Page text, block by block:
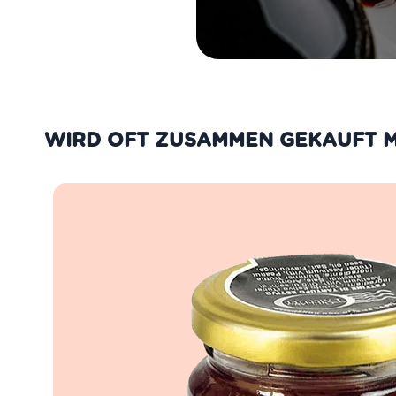
WIRD OFT ZUSAMMEN GEKAUFT